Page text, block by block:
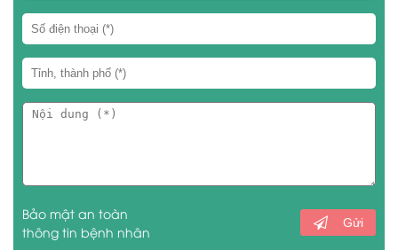
Bảo mật an toàn
thông tin bệnh nhân
Gửi